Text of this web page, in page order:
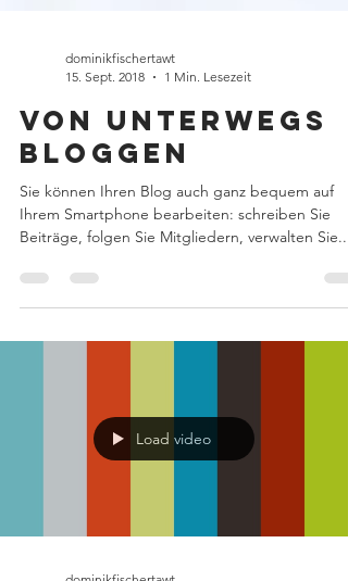
dominikfischertawt
Von unterwegs
bloggen
Sie können Ihren Blog auch ganz bequem auf
Ihrem Smartphone bearbeiten: schreiben Sie